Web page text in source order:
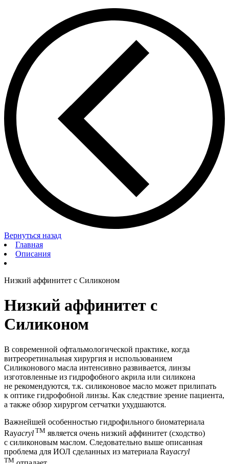
Вернуться назад
Главная
Описания
Низкий аффинитет с Силиконом
Низкий аффинитет с
Силиконом
В современной офтальмологической практике, когда
витреоретинальная хирургия и использованием
Силиконового масла интенсивно развивается, линзы
изготовленные из гидрофобного акрила или силикона
не рекомендуются, т.к. силиконовое масло может прилипать
к оптике гидрофобной линзы. Как следствие зрение пациента,
а также обзор хирургом сетчатки ухудшаются.
Важнейшей особенностью гидрофильного биоматериала
Rayacryl TM является очень низкий аффинитет (сходство)
с силиконовым маслом. Следовательно выше описанная
проблема для ИОЛ сделанных из материала Rayacryl
TM